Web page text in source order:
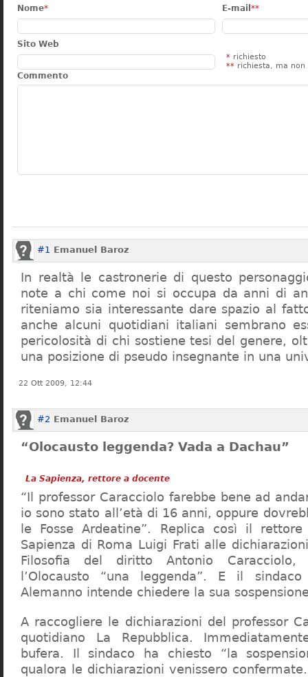
Nome* E-mail **
Sito Web
* richiesto
** richiesta, ma non
Commento
#1 Emanuel Baroz
In realtà le castronerie di questo
note a chi come noi si occupa da anni di
riteniamo sia interessante dare spazio al fatto
anche alcuni quotidiani italiani sembrano
pericolosità di chi sostiene tesi del genere,
una posizione di pseudo insegnante in una
22 Ott 2009, 12:44
#2 Emanuel Baroz
“Olocausto leggenda? Vada a Dachau”
La Sapienza, rettore a docente
“Il professor Caracciolo farebbe bene ad
io sono stato all’età di 16 anni, oppure
le Fosse Ardeatine”. Replica così il rettore
Sapienza di Roma Luigi Frati alle
Filosofia del diritto Antonio
l’Olocausto “una leggenda”. E il
Alemanno intende chiedere la sua
A raccogliere le dichiarazioni del professor
quotidiano La Repubblica.
bufera. Il sindaco ha chiesto “la
qualora le dichiarazioni venissero